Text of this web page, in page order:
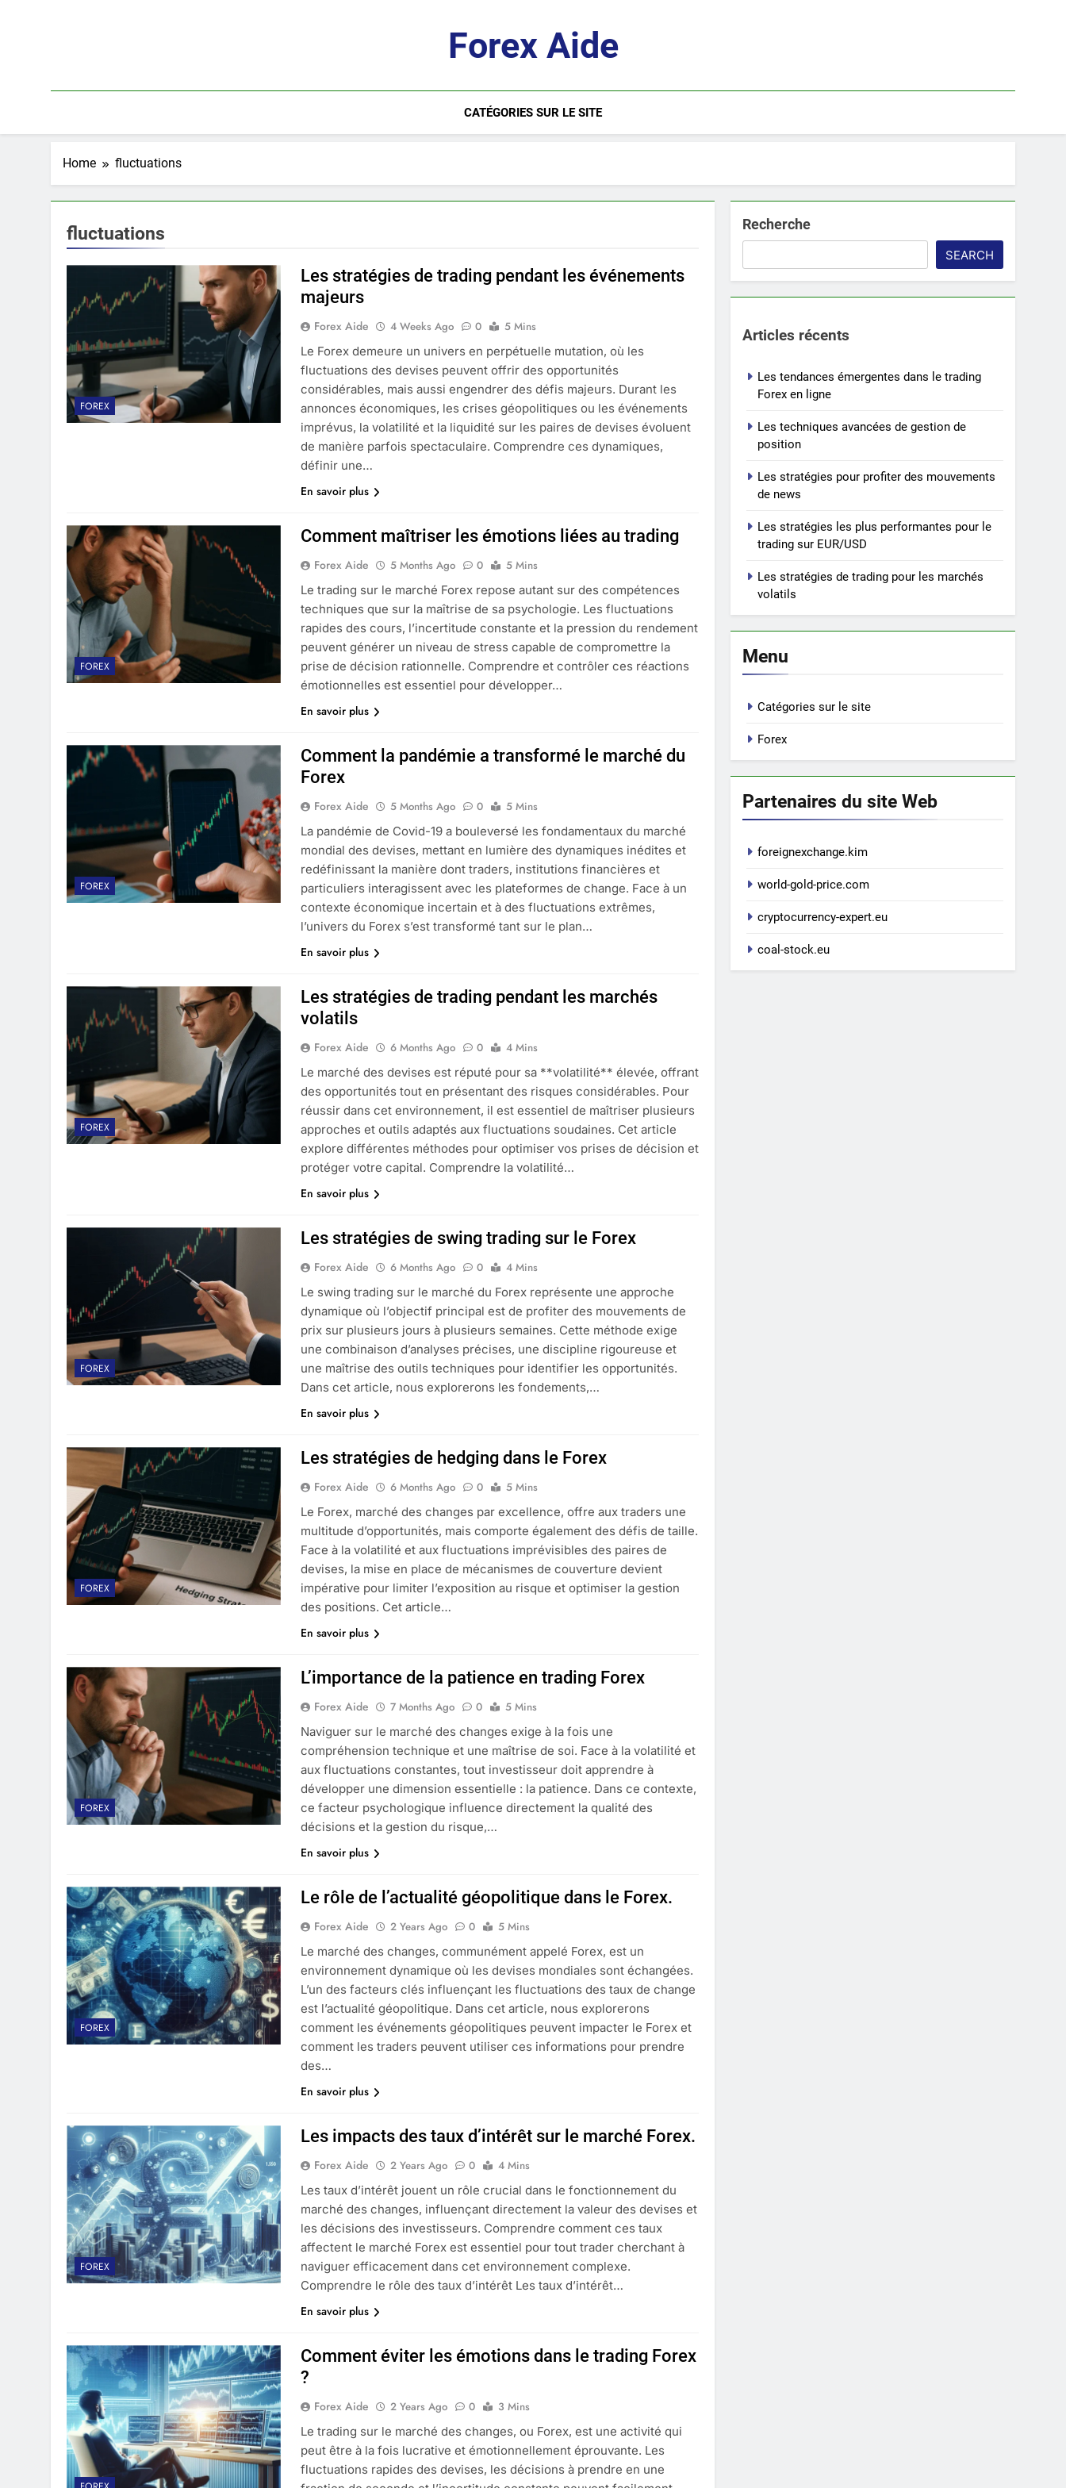
Forex Aide
CATÉGORIES SUR LE SITE
Home fluctuations
fluctuations
FOREX
Les stratégies de trading pendant les événements
majeurs
Forex Aide 4 Weeks Ago 0
5 Mins
Le Forex demeure un univers en perpétuelle mutation, où les
fluctuations des devises peuvent offrir des opportunités
considérables, mais aussi engendrer des défis majeurs. Durant les
annonces économiques, les crises géopolitiques ou les événements
imprévus, la volatilité et la liquidité sur les paires de devises évoluent
de manière parfois spectaculaire. Comprendre ces dynamiques,
définir une…
En savoir plus
FOREX
Comment maîtriser les émotions liées au trading
Forex Aide 5 Months Ago 0
5 Mins
Le trading sur le marché Forex repose autant sur des compétences
techniques que sur la maîtrise de sa psychologie. Les fluctuations
rapides des cours, l’incertitude constante et la pression du rendement
peuvent générer un niveau de stress capable de compromettre la
prise de décision rationnelle. Comprendre et contrôler ces réactions
émotionnelles est essentiel pour développer…
En savoir plus
FOREX
Comment la pandémie a transformé le marché du
Forex
Forex Aide 5 Months Ago 0
5 Mins
La pandémie de Covid-19 a bouleversé les fondamentaux du marché
mondial des devises, mettant en lumière des dynamiques inédites et
redéfinissant la manière dont traders, institutions financières et
particuliers interagissent avec les plateformes de change. Face à un
contexte économique incertain et à des fluctuations extrêmes,
l’univers du Forex s’est transformé tant sur le plan…
En savoir plus
FOREX
Les stratégies de trading pendant les marchés
volatils
Forex Aide 6 Months Ago 0
4 Mins
Le marché des devises est réputé pour sa **volatilité** élevée, offrant
des opportunités tout en présentant des risques considérables. Pour
réussir dans cet environnement, il est essentiel de maîtriser plusieurs
approches et outils adaptés aux fluctuations soudaines. Cet article
explore différentes méthodes pour optimiser vos prises de décision et
protéger votre capital. Comprendre la volatilité…
En savoir plus
FOREX
Les stratégies de swing trading sur le Forex
Forex Aide 6 Months Ago 0
4 Mins
Le swing trading sur le marché du Forex représente une approche
dynamique où l’objectif principal est de profiter des mouvements de
prix sur plusieurs jours à plusieurs semaines. Cette méthode exige
une combinaison d’analyses précises, une discipline rigoureuse et
une maîtrise des outils techniques pour identifier les opportunités.
Dans cet article, nous explorerons les fondements,…
En savoir plus
FOREX
Les stratégies de hedging dans le Forex
Forex Aide 6 Months Ago 0
5 Mins
Le Forex, marché des changes par excellence, offre aux traders une
multitude d’opportunités, mais comporte également des défis de taille.
Face à la volatilité et aux fluctuations imprévisibles des paires de
devises, la mise en place de mécanismes de couverture devient
impérative pour limiter l’exposition au risque et optimiser la gestion
des positions. Cet article…
En savoir plus
FOREX
L’importance de la patience en trading Forex
Forex Aide 7 Months Ago 0
5 Mins
Naviguer sur le marché des changes exige à la fois une
compréhension technique et une maîtrise de soi. Face à la volatilité et
aux fluctuations constantes, tout investisseur doit apprendre à
développer une dimension essentielle : la patience. Dans ce contexte,
ce facteur psychologique influence directement la qualité des
décisions et la gestion du risque,…
En savoir plus
FOREX
Le rôle de l’actualité géopolitique dans le Forex.
Forex Aide 2 Years Ago 0
5 Mins
Le marché des changes, communément appelé Forex, est un
environnement dynamique où les devises mondiales sont échangées.
L’un des facteurs clés influençant les fluctuations des taux de change
est l’actualité géopolitique. Dans cet article, nous explorerons
comment les événements géopolitiques peuvent impacter le Forex et
comment les traders peuvent utiliser ces informations pour prendre
des…
En savoir plus
FOREX
Les impacts des taux d’intérêt sur le marché Forex.
Forex Aide 2 Years Ago 0
4 Mins
Les taux d’intérêt jouent un rôle crucial dans le fonctionnement du
marché des changes, influençant directement la valeur des devises et
les décisions des investisseurs. Comprendre comment ces taux
affectent le marché Forex est essentiel pour tout trader cherchant à
naviguer efficacement dans cet environnement complexe.
Comprendre le rôle des taux d’intérêt Les taux d’intérêt…
En savoir plus
Comment éviter les émotions dans le trading Forex
?
Forex Aide 2 Years Ago 0
3 Mins
Le trading sur le marché des changes, ou Forex, est une activité qui
peut être à la fois lucrative et émotionnellement éprouvante. Les
fluctuations rapides des devises, les décisions à prendre en une
Recherche
SEARCH
Articles récents
Les tendances émergentes dans le trading
Forex en ligne
Les techniques avancées de gestion de
position
Les stratégies pour profiter des mouvements
de news
Les stratégies les plus performantes pour le
trading sur EUR/USD
Les stratégies de trading pour les marchés
volatils
Menu
Catégories sur le site
Forex
Partenaires du site Web
foreignexchange.kim
world-gold-price.com
cryptocurrency-expert.eu
coal-stock.eu